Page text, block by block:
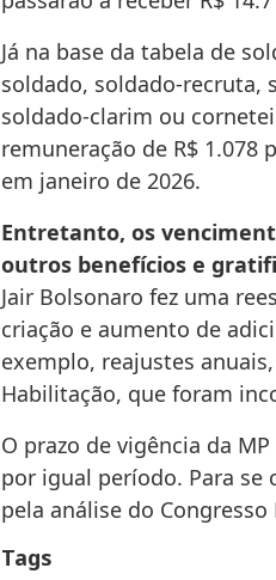
Já na base da tabela de
soldado, soldado-recruta,
soldado-clarim ou
remuneração de R$ 1.078
em janeiro de 2026.
Entretanto, os
outros benefícios e
Jair Bolsonaro fez uma
criação e aumento de
exemplo, reajustes
Habilitação, que foram
O prazo de vigência da
por igual período. Para
pela análise do
Tags